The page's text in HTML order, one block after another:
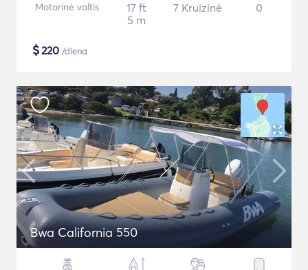
Motorinė valtis
17 ft
5 m
7 Kruizinė 0
$220 /diena
Bwa California 550